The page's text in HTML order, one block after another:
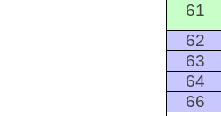
61
62
63
64
66